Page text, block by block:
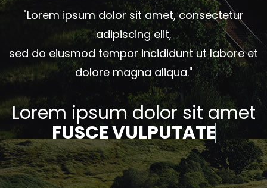
"Lorem ipsum dolor sit amet, consectetur
adipiscing elit,
sed do eiusmod tempor incididunt ut labore et
dolore magna aliqua."
Lorem ipsum dolor sit amet
FUSCE VULPUTATE